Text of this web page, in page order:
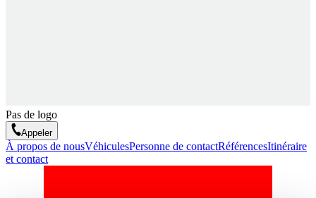
Pas de logo
Appeler
À propos de nousVéhiculesPersonne de contactRéférencesItinéraire
et contact